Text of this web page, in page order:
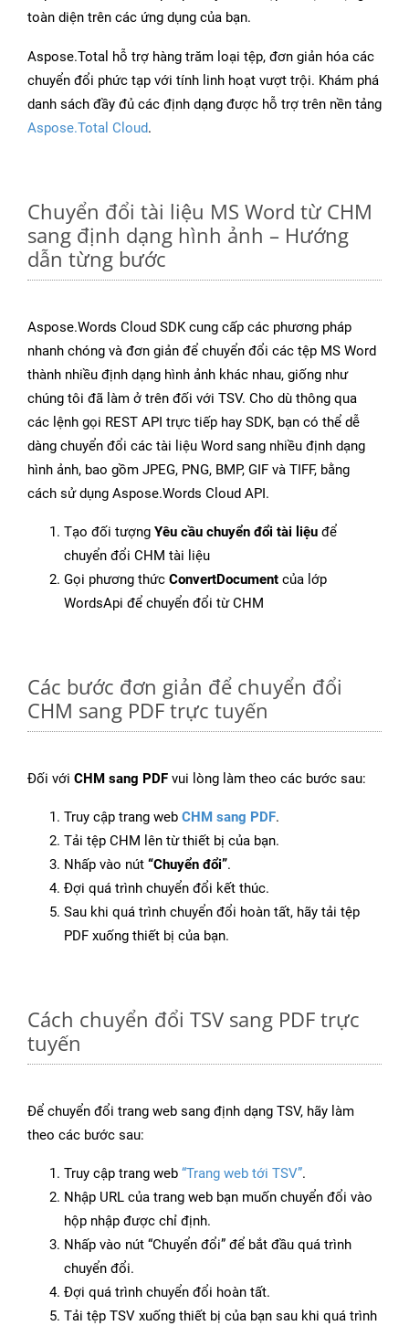
toàn diện trên các ứng dụng của bạn.
Aspose.Total hỗ trợ hàng trăm loại tệp, đơn giản hóa các
chuyển đổi phức tạp với tính linh hoạt vượt trội. Khám phá
danh sách đầy đủ các định dạng được hỗ trợ trên nền tảng
Aspose.Total Cloud.
Chuyển đổi tài liệu MS Word từ CHM
sang định dạng hình ảnh – Hướng
dẫn từng bước
Aspose.Words Cloud SDK cung cấp các phương pháp
nhanh chóng và đơn giản để chuyển đổi các tệp MS Word
thành nhiều định dạng hình ảnh khác nhau, giống như
chúng tôi đã làm ở trên đối với TSV. Cho dù thông qua
các lệnh gọi REST API trực tiếp hay SDK, bạn có thể dễ
dàng chuyển đổi các tài liệu Word sang nhiều định dạng
hình ảnh, bao gồm JPEG, PNG, BMP, GIF và TIFF, bằng
cách sử dụng Aspose.Words Cloud API.
Tạo đối tượng Yêu cầu chuyển đổi tài liệu để
chuyển đổi CHM tài liệu
Gọi phương thức ConvertDocument của lớp
WordsApi để chuyển đổi từ CHM
Các bước đơn giản để chuyển đổi
CHM sang PDF trực tuyến
Đối với CHM sang PDF vui lòng làm theo các bước sau:
Truy cập trang web CHM sang PDF.
Tải tệp CHM lên từ thiết bị của bạn.
Nhấp vào nút “Chuyển đổi”.
Đợi quá trình chuyển đổi kết thúc.
Sau khi quá trình chuyển đổi hoàn tất, hãy tải tệp
PDF xuống thiết bị của bạn.
Cách chuyển đổi TSV sang PDF trực
tuyến
Để chuyển đổi trang web sang định dạng TSV, hãy làm
theo các bước sau:
Truy cập trang web “Trang web tới TSV”.
Nhập URL của trang web bạn muốn chuyển đổi vào
hộp nhập được chỉ định.
Nhấp vào nút “Chuyển đổi” để bắt đầu quá trình
chuyển đổi.
Đợi quá trình chuyển đổi hoàn tất.
Tải tệp TSV xuống thiết bị của bạn sau khi quá trình